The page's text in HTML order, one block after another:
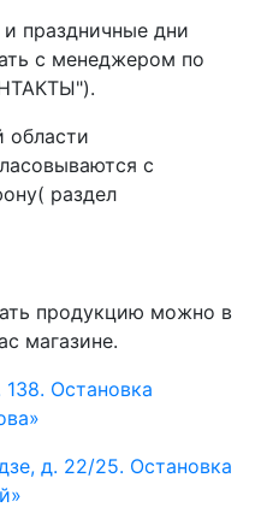
праздничные дни
с менеджером по
области
с
раздел
продукцию можно в
магазине.
138. Остановка
д. 22/25. Остановка